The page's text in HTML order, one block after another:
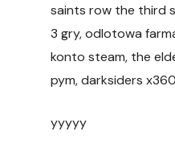
saints row the third
3 gry, odlotowa
konto steam, the
pym, darksiders
yyyyy